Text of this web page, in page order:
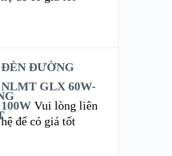
ĐÈN ĐƯỜNG
NLMT GLX 60W-
100W Vui lòng liên
hệ để có giá tốt